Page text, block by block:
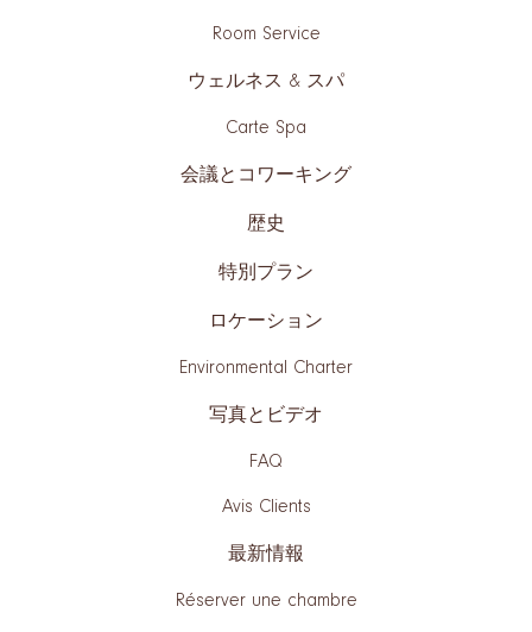
Room Service
ウェルネス & スパ
Carte Spa
会議とコワーキング
歴史
特別プラン
ロケーション
Environmental Charter
写真とビデオ
FAQ
Avis Clients
最新情報
Réserver une chambre